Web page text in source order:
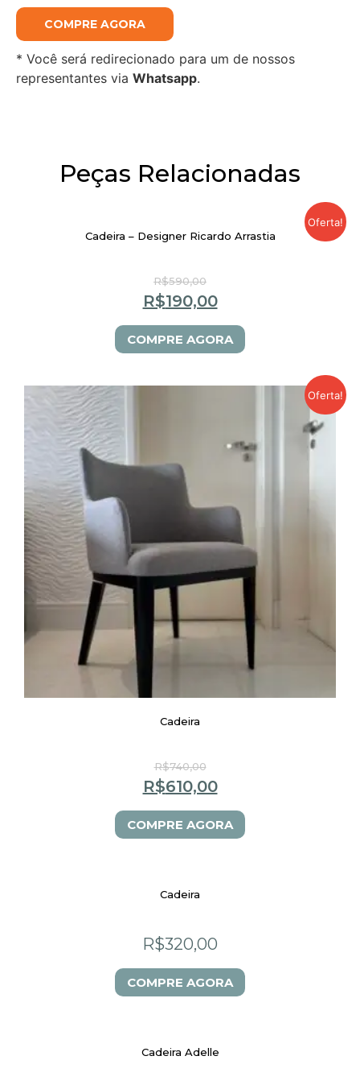
COMPRE AGORA
* Você será redirecionado para um de nossos
representantes via Whatsapp.
Peças Relacionadas
Oferta!
Cadeira – Designer Ricardo Arrastia
R$590,00
R$190,00
COMPRE AGORA
Oferta!
Cadeira
R$740,00
R$610,00
COMPRE AGORA
Cadeira
R$320,00
COMPRE AGORA
Cadeira Adelle